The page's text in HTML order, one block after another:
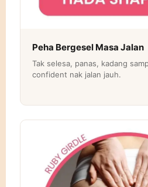
Peha Bergesel Masa Jalan
Tak selesa, panas, kadang
confident nak jalan jauh.